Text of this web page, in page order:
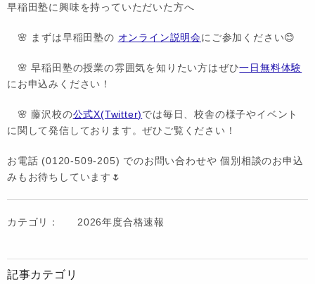
早稲田塾に興味を持っていただいた方へ
🌸 まずは早稲田塾の オンライン説明会にご参加ください😊
🌸 早稲田塾の授業の雰囲気を知りたい方はぜひ一日無料体験
にお申込みください！
🌸 藤沢校の公式X(Twitter)では毎日、校舎の様子やイベント
に関して発信しております。ぜひご覧ください！
お電話 (0120-509-205) でのお問い合わせや 個別相談のお申込
みもお待ちしています🌷
カテゴリ： 2026年度合格速報
記事カテゴリ